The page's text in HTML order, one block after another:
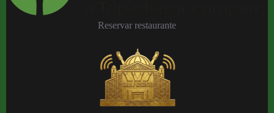
Reservar restaurante